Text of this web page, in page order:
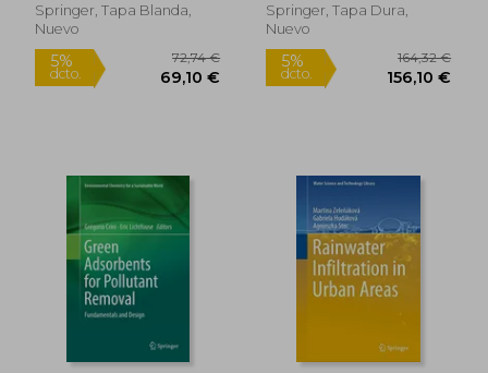
Springer, Tapa Blanda,
Nuevo
5%
Springer, Tapa Dura,
Nuevo
5%